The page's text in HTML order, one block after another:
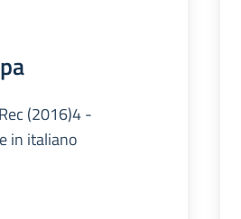
(2016)4 -
in italiano